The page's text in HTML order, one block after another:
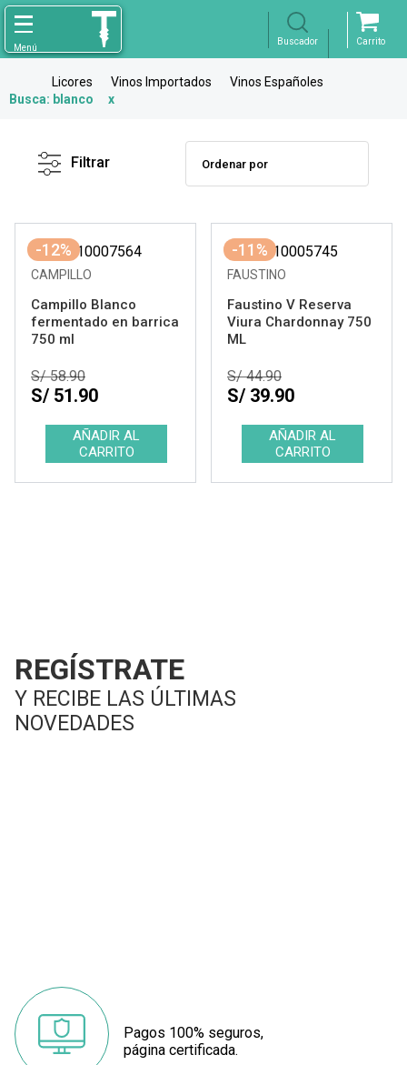
Licores Vinos Importados
Vinos Españoles
Busca: blanco
x
Filtro X
Rango de
Precios
Variedad
Ver resultados
Filtrar
-12%
CAMPILLO
Campillo Blanco
fermentado en barrica
750 ml
S/ 58.90
S/ 51.90
-11%
FAUSTINO
Faustino V Reserva
Viura Chardonnay 750
ML
S/ 44.90
S/ 39.90
REGÍSTRATE
Y RECIBE LAS ÚLTIMAS
NOVEDADES
Pagos 100% seguros,
página certificada.